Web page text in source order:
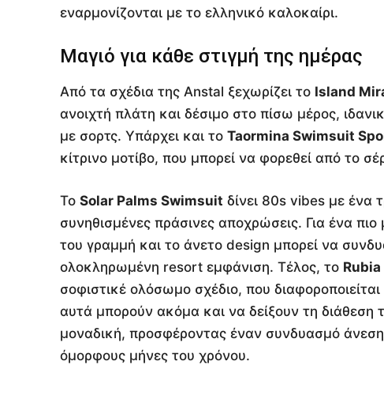
εναρμονίζονται με το ελληνικό καλοκαίρι.
Μαγιό για κάθε στιγμή της ημέρας
Από τα σχέδια της Anstal ξεχωρίζει το Island
ανοιχτή πλάτη και δέσιμο στο πίσω μέρος,
με σορτς. Υπάρχει και το Taormina Swimsuit
κίτρινο μοτίβο, που μπορεί να φορεθεί από το
Το Solar Palms Swimsuit δίνει 80s vibes με ένα
συνηθισμένες πράσινες αποχρώσεις. Για ένα πιο
του γραμμή και το άνετο design μπορεί να
ολοκληρωμένη resort εμφάνιση. Τέλος, το
σοφιστικέ ολόσωμο σχέδιο, που
αυτά μπορούν ακόμα και να δείξουν τη διάθεση
μοναδική, προσφέροντας έναν συνδυασμό
όμορφους μήνες του χρόνου.